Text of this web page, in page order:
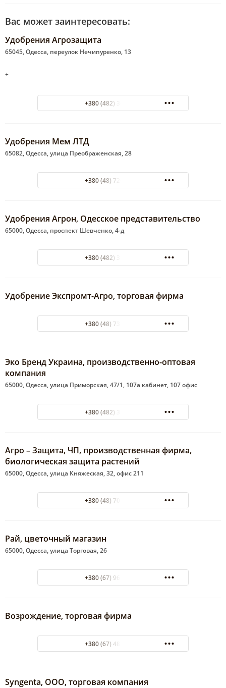
Вас может заинтересовать:
Удобрения Агрозащита
65045, Одесса, переулок Нечипуренко, 13
+
+380 (482) 34-99-63
Удобрения Мем ЛТД
65082, Одесса, улица Преображенская, 28
+380 (48) 726-44-90
Удобрения Агрон, Одесское представительство
65000, Одесса, проспект Шевченко, 4-д
+380 (482) 32-97-00
Удобрение Экспромт-Агро, торговая фирма
+380 (48) 738-07-62
Эко Бренд Украина, производственно-оптовая
компания
65000, Одесса, улица Приморская, 47/1, 107а кабинет, 107 офис
+380 (482) 37-02-50
Агро – Защита, ЧП, производственная фирма,
биологическая защита растений
65000, Одесса, улица Княжеская, 32, офис 211
+380 (48) 705-48-10
Рай, цветочный магазин
65000, Одесса, улица Торговая, 26
+380 (67) 968-23-83
Возрождение, торговая фирма
+380 (67) 486-10-72
Syngenta, ООО, торговая компания